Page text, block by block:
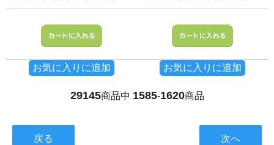
お気に入りに追加 お気に入りに追加
29145商品中 1585-1620商品
戻る 次へ